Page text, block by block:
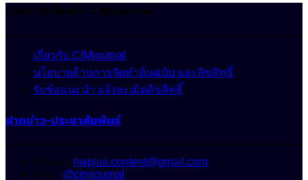
นโยบายเกี่ยวกับ CIMjournal
เกี่ยวกับ CIMjournal
นโยบายด้านการจัดทำต้นฉบับ และลิขสิทธิ์
รับข้อแนะนำ แจ้งละเมิดลิขสิทธิ์
ฝากข่าว-ประชาสัมพันธ์
E-mail : hwplus.content@gmail.com
Line : @cimjournal